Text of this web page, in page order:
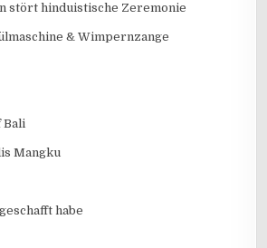
stört hinduistische Zeremonie
& Wimpernzange
Bali
Mangku
habe